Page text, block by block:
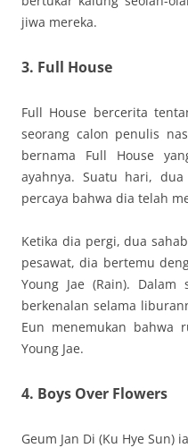
jiwa mereka.
3. Full House
Full House bercerita
seorang calon penulis
bernama Full House
ayahnya. Suatu hari,
percaya bahwa dia telah
Ketika dia pergi, dua
pesawat, dia bertemu
Young Jae (Rain). Dalam
berkenalan selama
Eun menemukan bahwa
Young Jae.
4. Boys Over Flowers
Geum Jan Di (Ku Hye Sun)